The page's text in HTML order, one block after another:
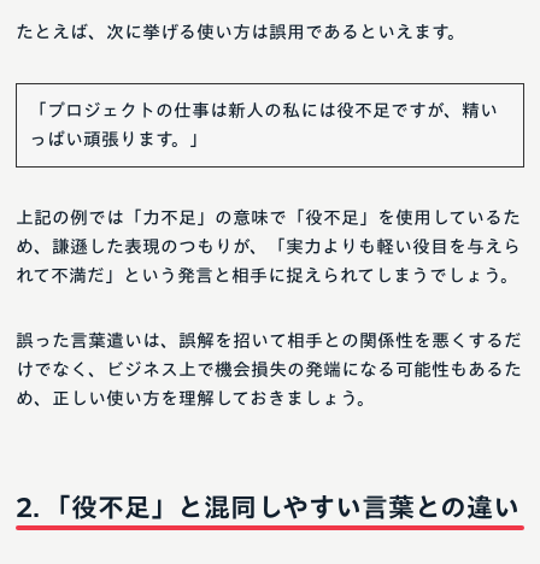
たとえば、次に挙げる使い方は誤用であるといえます。
「プロジェクトの仕事は新人の私には役不足ですが、精い
っぱい頑張ります。」
上記の例では「力不足」の意味で「役不足」を使用しているた
め、謙遜した表現のつもりが、「実力よりも軽い役目を与えら
れて不満だ」という発言と相手に捉えられてしまうでしょう。
誤った言葉遣いは、誤解を招いて相手との関係性を悪くするだ
けでなく、ビジネス上で機会損失の発端になる可能性もあるた
め、正しい使い方を理解しておきましょう。
「役不足」と混同しやすい言葉との違い